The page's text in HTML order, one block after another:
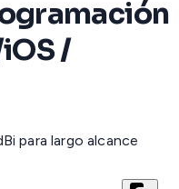
/
para largo alcance